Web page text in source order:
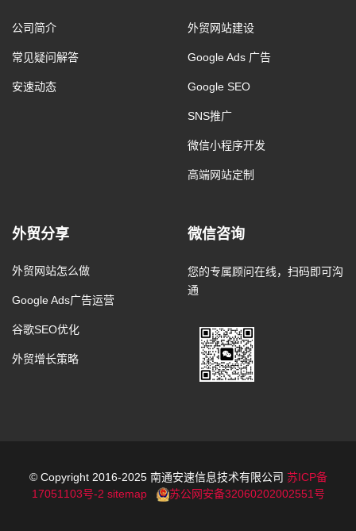
公司简介
常见疑问解答
安速动态
外贸网站建设
Google Ads 广告
Google SEO
SNS推广
微信小程序开发
高端网站定制
外贸分享
外贸网站怎么做
Google Ads广告运营
谷歌SEO优化
外贸增长策略
微信咨询
您的专属顾问在线，扫码即可沟
通
© Copyright 2016-2025 南通安速信息技术有限公司 苏ICP备
17051103号-2 sitemap 苏公网安备32060202002551号